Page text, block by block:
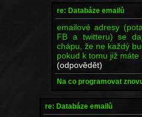
re: Databáze emailů
emailové adresy
FB a twitteru) se
chápu, že ne každý
pokud k tomu již
(odpovědět)
Na co programovat
re: Databáze emailů